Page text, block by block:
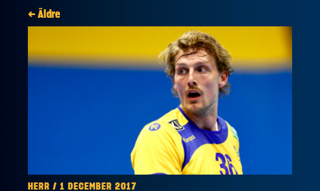
← Äldre
HERR / 1 DECEMBER 2017